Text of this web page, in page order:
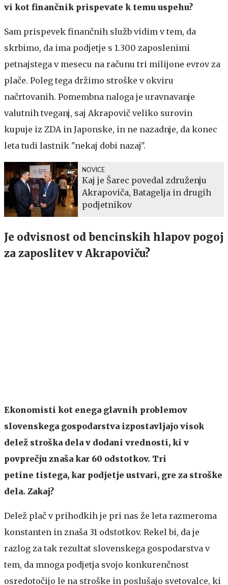
vi kot finančnik prispevate k temu uspehu?
Sam prispevek finančnih služb vidim v tem, da
skrbimo, da ima podjetje s 1.300 zaposlenimi
petnajstega v mesecu na računu tri milijone evrov za
plače. Poleg tega držimo stroške v okviru
načrtovanih. Pomembna naloga je uravnavanje
valutnih tveganj, saj Akrapovič veliko surovin
kupuje iz ZDA in Japonske, in ne nazadnje, da konec
leta tudi lastnik "nekaj dobi nazaj".
NOVICE
Kaj je Šarec povedal združenju
Akrapoviča, Batagelja in drugih
podjetnikov
Je odvisnost od bencinskih hlapov pogoj
za zaposlitev v Akrapoviču?
Ekonomisti kot enega glavnih problemov
slovenskega gospodarstva izpostavljajo visok
delež stroška dela v dodani vrednosti, ki v
povprečju znaša kar 60 odstotkov. Tri
petine tistega, kar podjetje ustvari, gre za stroške
dela. Zakaj?
Delež plač v prihodkih je pri nas že leta razmeroma
konstanten in znaša 31 odstotkov. Rekel bi, da je
razlog za tak rezultat slovenskega gospodarstva v
tem, da mnoga podjetja svojo konkurenčnost
osredotočijo le na stroške in poslušajo svetovalce, ki